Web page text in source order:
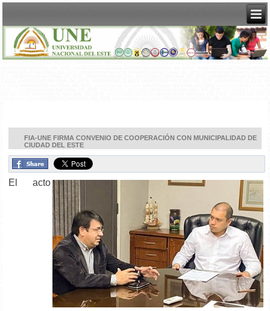
FIA-UNE FIRMA CONVENIO DE COOPERACIÓN CON MUNICIPALIDAD DE
CIUDAD DEL ESTE
El acto